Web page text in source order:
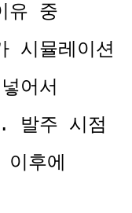
유 중
시뮬레이션
어서
발주 시점
후에